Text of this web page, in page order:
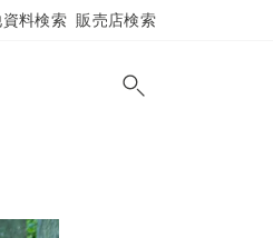
料検索 販売店検索